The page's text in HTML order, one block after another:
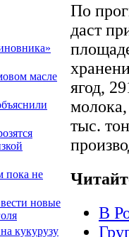
масле
пока не
новые
кукурузу
По
даст
ягод,
тыс.
В